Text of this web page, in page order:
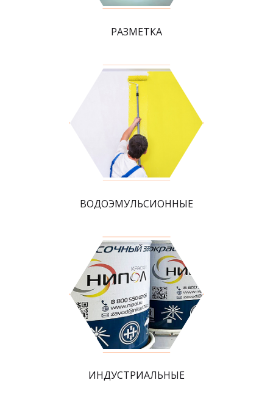
РАЗМЕТКА
ВОДОЭМУЛЬСИОННЫЕ
ИНДУСТРИАЛЬНЫЕ